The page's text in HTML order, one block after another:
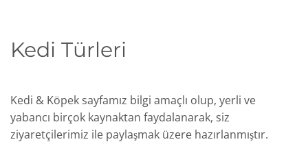
Kedi Türleri
Kedi & Köpek sayfamız bilgi amaçlı olup, yerli ve
yabancı birçok kaynaktan faydalanarak, siz
ziyaretçilerimiz ile paylaşmak üzere hazırlanmıştır.